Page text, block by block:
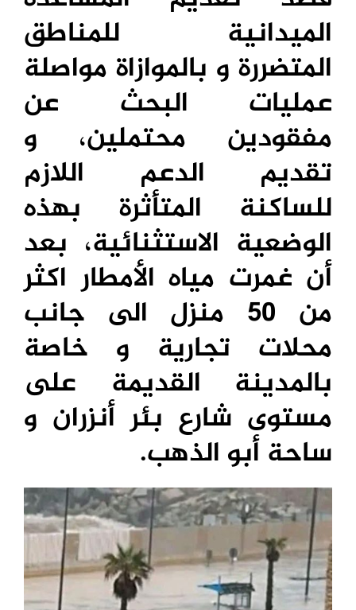
الميدانية للمناطق
المتضررة و بالموازاة مواصلة
عمليات البحث عن
مفقودين محتملين، و
تقديم الدعم اللازم
للساكنة المتأثرة بهذه
الوضعية الاستثنائية، بعد
أن غمرت مياه الأمطار اكثر
من 50 منزل الى جانب
محلات تجارية و خاصة
بالمدينة القديمة على
مستوى شارع بئر أنزران و
ساحة أبو الذهب.